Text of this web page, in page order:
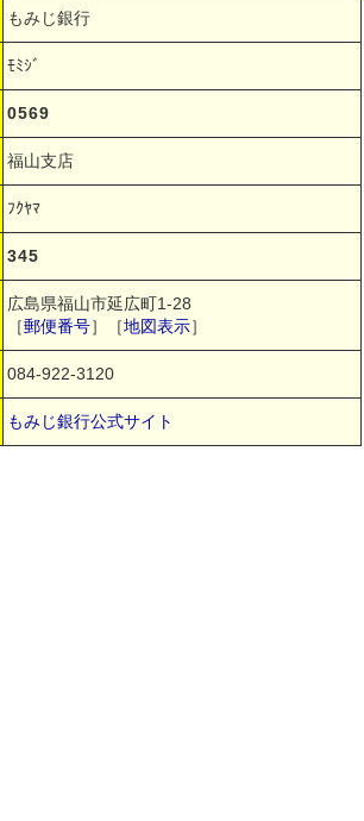
もみじ銀行
ﾓﾐｼﾞ
0569
福山支店
ﾌｸﾔﾏ
345
広島県福山市延広町1-28
［郵便番号］［地図表示］
084-922-3120
もみじ銀行公式サイト